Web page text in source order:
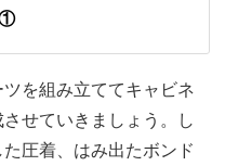
ので、ぜひご参加くださ
02:52
06:45
①
を組み立ててキャビネ
せていきましょう。し
圧着、はみ出たボンド